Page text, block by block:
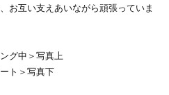
お互い支えあいながら頑張っていま
グ中＞写真上
ト＞写真下